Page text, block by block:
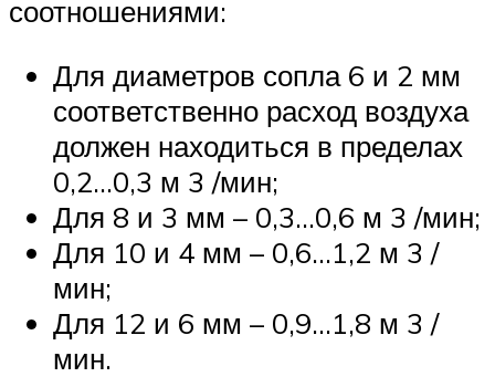
соотношениями:
Для диаметров сопла 6 и 2 мм
соответственно расход воздуха
должен находиться в пределах
0,2…0,3 м 3 /мин;
Для 8 и 3 мм – 0,3…0,6 м 3 /мин;
Для 10 и 4 мм – 0,6…1,2 м 3 /
мин;
Для 12 и 6 мм – 0,9…1,8 м 3 /
мин.